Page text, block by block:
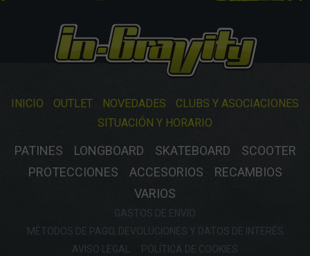
INICIO OUTLET NOVEDADES
CLUBS Y ASOCIACIONES
SITUACIÓN Y HORARIO
PATINES LONGBOARD SKATEBOARD
SCOOTER
PROTECCIONES
ACCESORIOS
RECAMBIOS
VARIOS
GASTOS DE ENVIO
MÉTODOS DE PAGO, DEVOLUCIONES Y DATOS DE INTERÉS
AVISO LEGAL
POLÍTICA DE COOKIES